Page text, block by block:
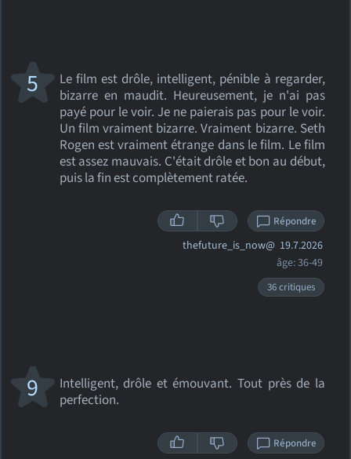
Le film est drôle, intelligent, pénible à regarder,
bizarre en maudit. Heureusement, je n'ai pas
payé pour le voir. Je ne paierais pas pour le voir.
Un film vraiment bizarre. Vraiment bizarre. Seth
Rogen est vraiment étrange dans le film. Le film
est assez mauvais. C'était drôle et bon au début,
puis la fin est complètement ratée.
5
Répondre
thefuture_is_now@ 19.7.2026
âge: 36-49
36 critiques
Intelligent, drôle et émouvant. Tout près de la
perfection.
9
Répondre